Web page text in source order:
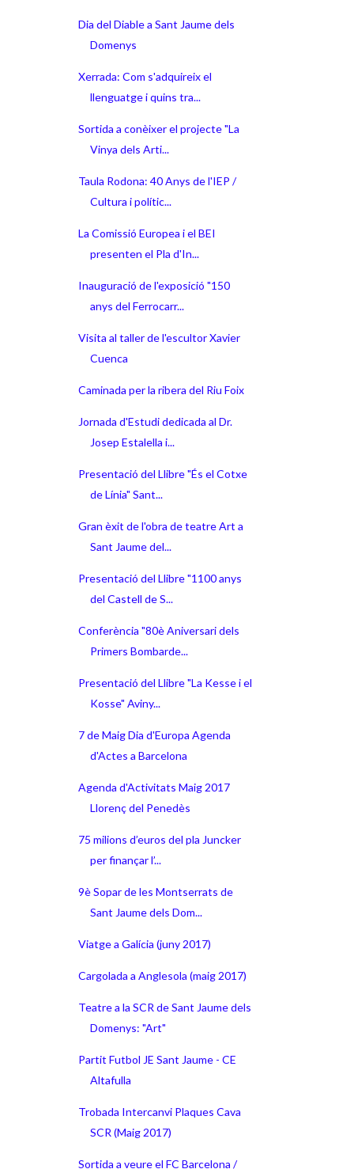
Dia del Diable a Sant Jaume dels
Domenys
Xerrada: Com s'adquireix el
llenguatge i quins tra...
Sortida a conèixer el projecte "La
Vinya dels Arti...
Taula Rodona: 40 Anys de l'IEP /
Cultura i polític...
La Comissió Europea i el BEI
presenten el Pla d'In...
Inauguració de l'exposició "150
anys del Ferrocarr...
Visita al taller de l'escultor Xavier
Cuenca
Caminada per la ribera del Riu Foix
Jornada d'Estudi dedicada al Dr.
Josep Estalella i...
Presentació del Llibre "És el Cotxe
de Línia" Sant...
Gran èxit de l'obra de teatre Art a
Sant Jaume del...
Presentació del Llibre "1100 anys
del Castell de S...
Conferència "80è Aniversari dels
Primers Bombarde...
Presentació del Llibre "La Kesse i el
Kosse" Aviny...
7 de Maig Dia d'Europa Agenda
d'Actes a Barcelona
Agenda d'Activitats Maig 2017
Llorenç del Penedès
75 milions d’euros del pla Juncker
per finançar l’...
9è Sopar de les Montserrats de
Sant Jaume dels Dom...
Viatge a Galícia (juny 2017)
Cargolada a Anglesola (maig 2017)
Teatre a la SCR de Sant Jaume dels
Domenys: "Art"
Partit Futbol JE Sant Jaume - CE
Altafulla
Trobada Intercanvi Plaques Cava
SCR (Maig 2017)
Sortida a veure el FC Barcelona /